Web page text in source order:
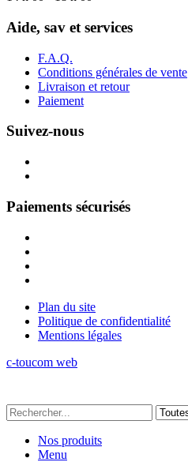
Aide, sav et services
F.A.Q.
Conditions générales de vente
Livraison et retour
Paiement
Suivez-nous
Paiements sécurisés
Plan du site
Politique de confidentialité
Mentions légales
c-toucom web
Nos produits
Menu